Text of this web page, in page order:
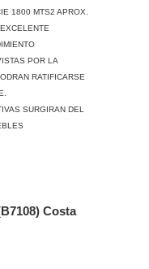
1800 MTS2 APROX.
POR LA
RATIFICARSE
SURGIRAN DEL
Costa